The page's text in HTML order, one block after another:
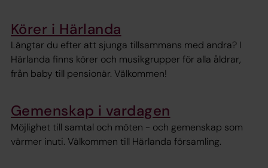
Körer i Härlanda
Längtar du efter att sjunga tillsammans med andra? I
Härlanda finns körer och musikgrupper för alla åldrar,
från baby till pensionär. Välkommen!
Gemenskap i vardagen
Möjlighet till samtal och möten - och gemenskap som
värmer inuti. Välkommen till Härlanda församling.